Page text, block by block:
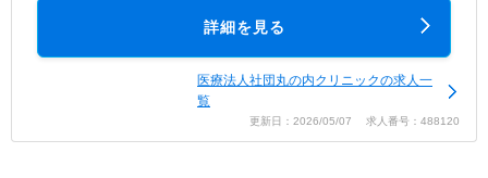
詳細を見る
医療法人社団丸の内クリニックの求人一
覧
更新日：2026/05/07 求人番号：488120